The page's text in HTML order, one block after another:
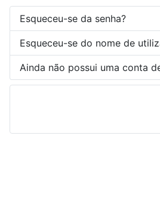
Esqueceu-se da senha?
Esqueceu-se do nome de
Ainda não possui uma conta